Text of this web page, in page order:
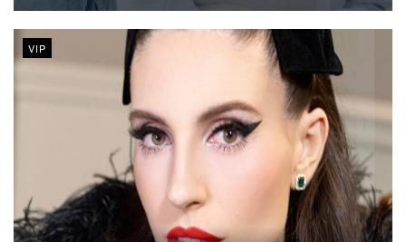
VIP